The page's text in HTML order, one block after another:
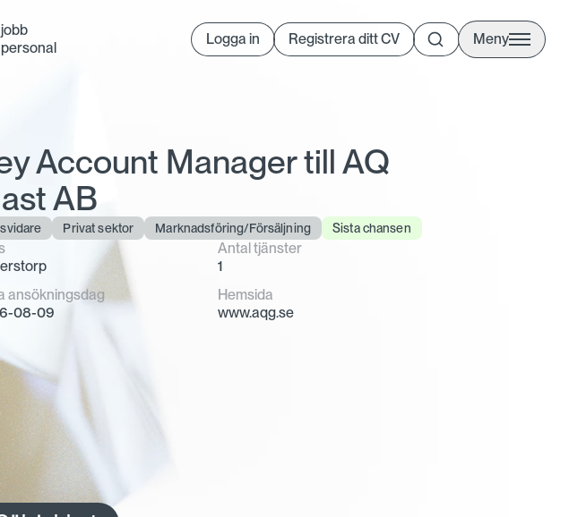
Logga in Registrera ditt CV Meny
Account Manager till AQ
AB
Privat sektor Marknadsföring/Försäljning Sista chansen
Antal tjänster
1
ansökningsdag
08-09
Hemsida
www.aqg.se